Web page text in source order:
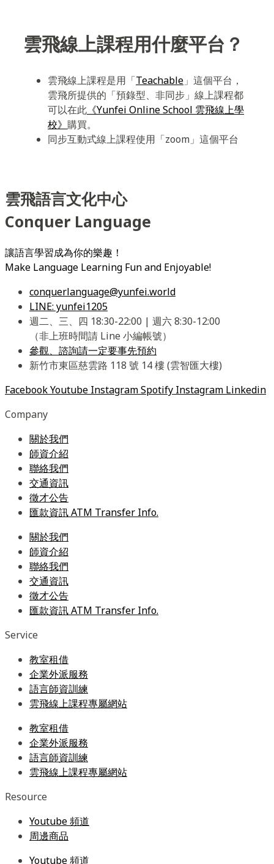
雲飛線上課程用什麼平台？
雲飛線上課程是用「Teachable 」這個平台，
雲飛所提供的「預錄型、非同步」線上課程都
可以在此 《Yunfei Online School 雲飛線上學
校》 購買。
同步互動式線上課程使用「zoom」這個平台
雲飛語言文化中心
Conquer Language
讓語言學習成為你的樂趣！
Make Language Learning Fun and Enjoyable!
conquerlanguage@yunfei.world
LINE: yunfei1205
週二、三、四 18:30-22:00 | 週六 8:30-12:00
（非上班時間請 Line 小編帳號）
參觀、諮詢請一定要事先預約
新竹市東區慈雲路 118 號 14 樓 (雲智匯大樓)
FacebookYoutube InstagramSpotify Instagram Linkedin
Company
關於我們
師資介紹
聯絡我們
交通資訊
徵才公告
匯款資訊 ATM Transfer Info.
關於我們
師資介紹
聯絡我們
交通資訊
徵才公告
匯款資訊 ATM Transfer Info.
Service
教室租借
企業外派服務
語言師資訓練
雲飛線上課程專屬網站
教室租借
企業外派服務
語言師資訓練
雲飛線上課程專屬網站
Resource
Youtube 頻道
周邊商品
Youtube 頻道